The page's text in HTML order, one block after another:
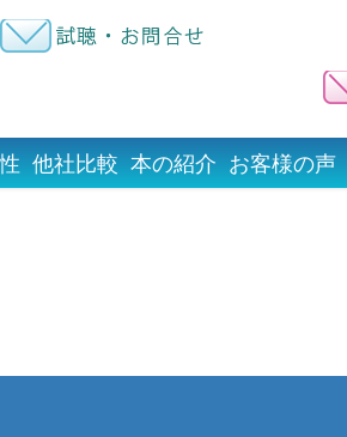
他社比較 本の紹介 お客様の声